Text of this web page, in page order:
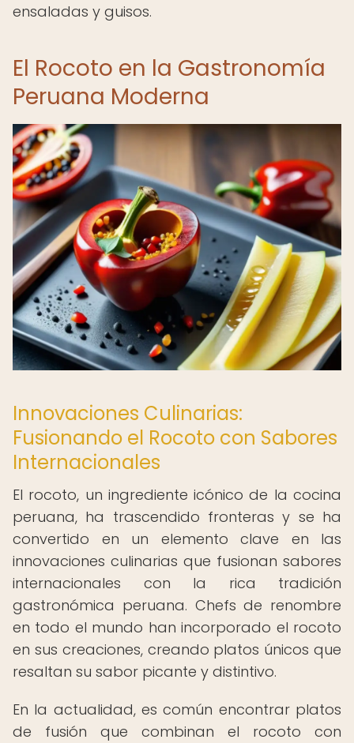
ensaladas y guisos.
El Rocoto en la Gastronomía
Peruana Moderna
Innovaciones Culinarias:
Fusionando el Rocoto con Sabores
Internacionales
El rocoto, un ingrediente icónico de la cocina
peruana, ha trascendido fronteras y se ha
convertido en un elemento clave en las
innovaciones culinarias que fusionan sabores
internacionales con la rica tradición
gastronómica peruana. Chefs de renombre
en todo el mundo han incorporado el rocoto
en sus creaciones, creando platos únicos que
resaltan su sabor picante y distintivo.
En la actualidad, es común encontrar platos
de fusión que combinan el rocoto con